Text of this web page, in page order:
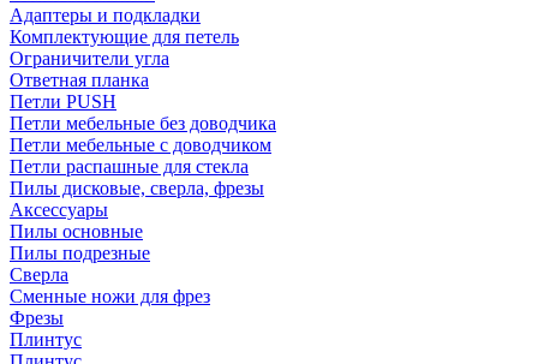
Адаптеры и подкладки
Комплектующие для петель
Ограничители угла
Ответная планка
Петли PUSH
Петли мебельные без доводчика
Петли мебельные с доводчиком
Петли распашные для стекла
Пилы дисковые, сверла, фрезы
Аксессуары
Пилы основные
Пилы подрезные
Сверла
Сменные ножи для фрез
Фрезы
Плинтус